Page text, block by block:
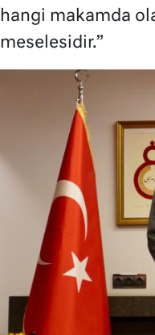
hangi makamda
meselesidir.”